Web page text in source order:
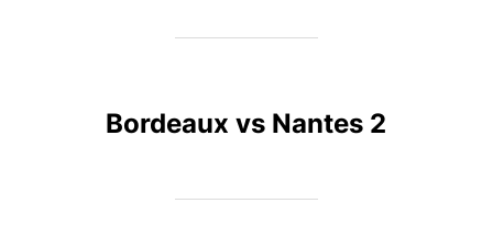
Bordeaux vs Nantes 2